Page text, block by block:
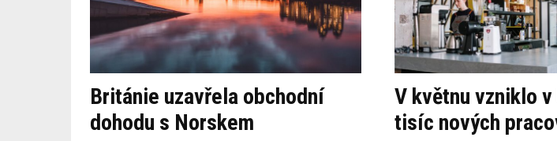
Británie uzavřela obchodní
dohodu s Norskem
V květnu vzniklo v
tisíc nových